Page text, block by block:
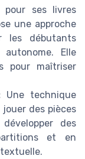
ses livres
une approche
les débutants
Elle
pour maîtriser
Une technique
des pièces
des
et en